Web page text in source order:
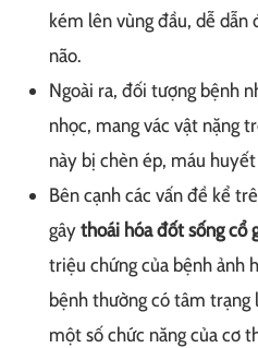
kém lên vùng đầu, dễ
não.
Ngoài ra, đối tượng bệnh
nhọc, mang vác vật nặng
này bị chèn ép, máu
Bên cạnh các vấn đề kể
gâythoái hóa đốt sống cổ
triệu chứng của bệnh ảnh
bệnh thường có tâm trạng
một số chức năng của cơ